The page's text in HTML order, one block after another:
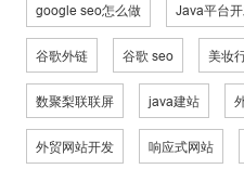
google seo怎么做 Java平台
谷歌外链 谷歌 seo 美妆
数聚梨联联屏 java建站
外贸网站开发 响应式网站